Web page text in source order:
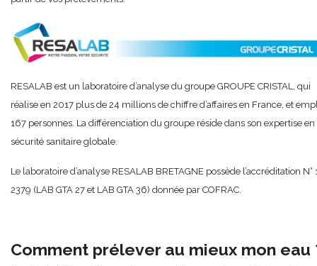
RESALAB est un laboratoire d’analyse du groupe GROUPE CRISTAL, qui
réalise en 2017 plus de 24 millions de chiffre d’affaires en France, et
167 personnes. La différenciation du groupe réside dans son expertise en
sécurité sanitaire globale.
Le laboratoire d’analyse RESALAB BRETAGNE possède l’accréditation N°
2379 (LAB GTA 27 et LAB GTA 36) donnée par COFRAC.
Comment prélever au mieux mon eau